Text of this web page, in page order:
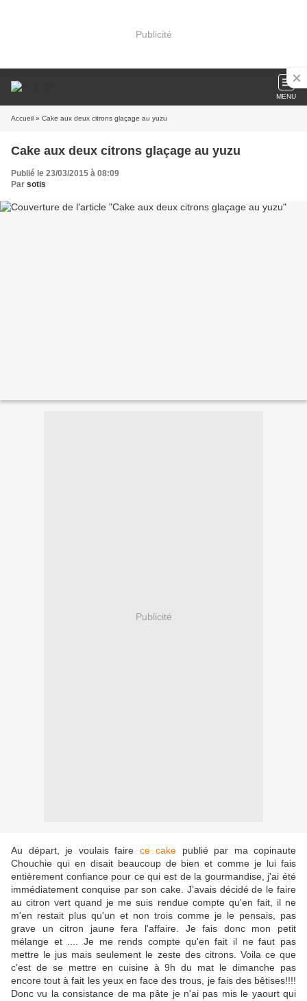
Publicité
MENU
Accueil » Cake aux deux citrons glaçage au yuzu
Cake aux deux citrons glaçage au yuzu
Publié le 23/03/2015 à 08:09
Par sotis
Publicité
Au départ, je voulais faire ce cake publié par ma copinaute
Chouchie qui en disait beaucoup de bien et comme je lui fais
entièrement confiance pour ce qui est de la gourmandise, j'ai été
immédiatement conquise par son cake. J’avais décidé de le faire
au citron vert quand je me suis rendue compte qu'en fait, il ne
m'en restait plus qu'un et non trois comme je le pensais, pas
grave un citron jaune fera l'affaire. Je fais donc mon petit
mélange et .... Je me rends compte qu'en fait il ne faut pas
mettre le jus mais seulement le zeste des citrons. Voila ce que
c'est de se mettre en cuisine à 9h du mat le dimanche pas
encore tout à fait les yeux en face des trous, je fais des bêtises!!!!
Donc vu la consistance de ma pâte je n'ai pas mis le yaourt qui